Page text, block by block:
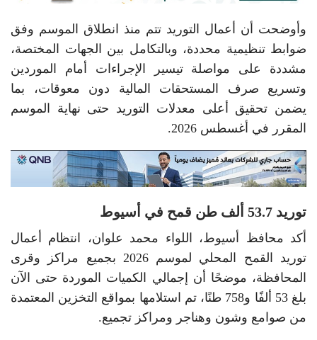
وأوضحت أن أعمال التوريد تتم منذ انطلاق الموسم وفق
ضوابط تنظيمية محددة، وبالتكامل بين الجهات المختصة،
مشددة على مواصلة تيسير الإجراءات أمام الموردين
وتسريع صرف المستحقات المالية دون معوقات، بما
يضمن تحقيق أعلى معدلات التوريد حتى نهاية الموسم
المقرر في أغسطس 2026.
توريد 53.7 ألف طن قمح في أسيوط
أكد محافظ أسيوط، اللواء محمد علوان، انتظام أعمال
توريد القمح المحلي لموسم 2026 بجميع مراكز وقرى
المحافظة، موضحًا أن إجمالي الكميات الموردة حتى الآن
بلغ 53 ألفًا و758 طنًا، تم استلامها بمواقع التخزين المعتمدة
من صوامع وشون وهناجر ومراكز تجميع.